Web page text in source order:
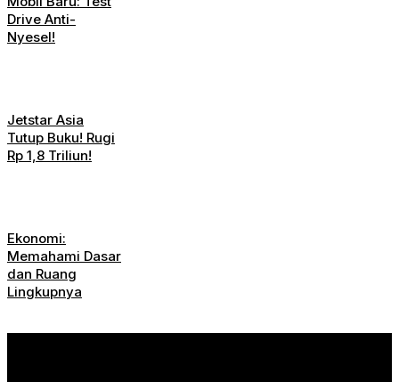
Drive Anti-
Nyesel!
Jetstar Asia
Tutup Buku! Rugi
Rp 1,8 Triliun!
Ekonomi:
Memahami Dasar
dan Ruang
Lingkupnya